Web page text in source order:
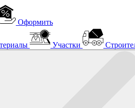
Оформить
Участки